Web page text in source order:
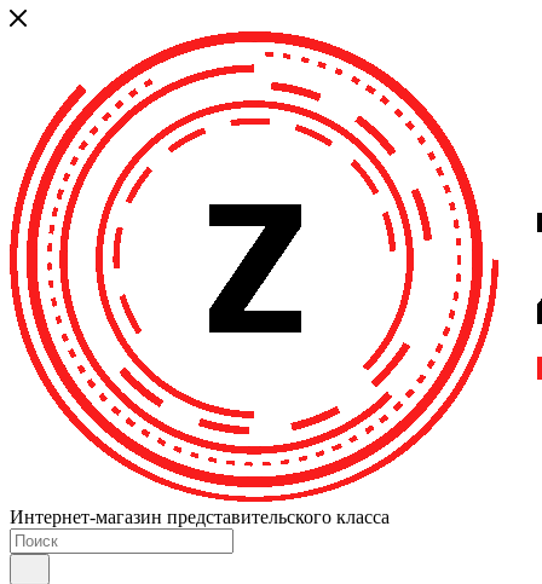
Интернет-магазин представительского класса